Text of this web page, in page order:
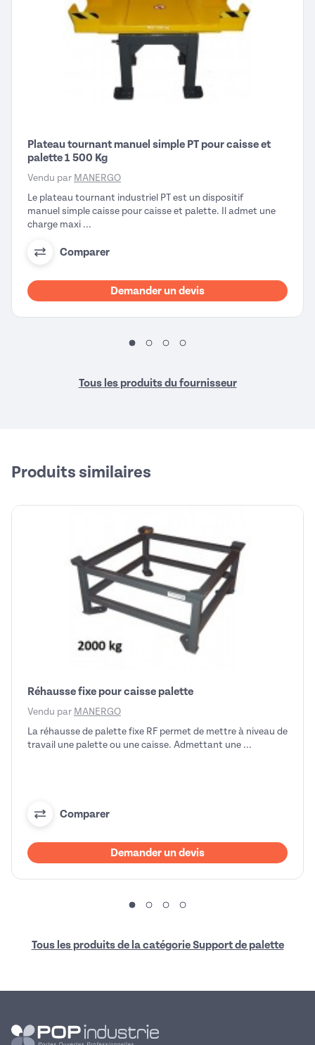
Plateau tournant manuel simple PT pour caisse et
palette 1 500 Kg
Vendu par MANERGO
Le plateau tournant industriel PT est un dispositif
manuel simple caisse pour caisse et palette. Il admet une
charge maxi ...
Comparer
Demander un devis
Tous les produits du fournisseur
Produits similaires
Réhausse fixe pour caisse palette
Vendu par MANERGO
La réhausse de palette fixe RF permet de mettre à niveau de
travail une palette ou une caisse. Admettant une ...
Comparer
Demander un devis
Tous les produits de la catégorie Support de palette